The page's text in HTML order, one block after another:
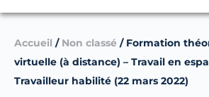
Accueil / Non classé / Formation
virtuelle (à distance) – Travail en
Travailleur habilité (22 mars 2022)